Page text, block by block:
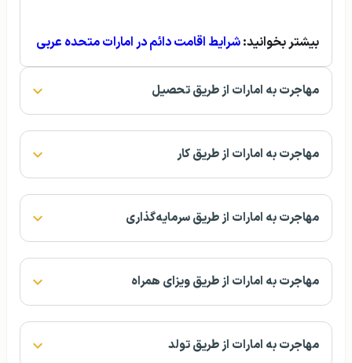
بیشتر بخوانید:شرایط اقامت دائم در امارات متحده عربی
مهاجرت به امارات از طریق تحصیل
مهاجرت به امارات از طریق کار
مهاجرت به امارات از طریق سرمایه‌گذاری
مهاجرت به امارات از طریق ویزای همراه
مهاجرت به امارات از طریق تولد